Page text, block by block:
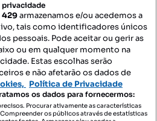
SIGA-NOS:
privacidade
429armazenamos e/ou acedemos a
tais como identificadores únicos
pessoais. Pode aceitar ou gerir as
ou em qualquer momento na
Estas escolhas serão
e não afetarão os dados de
Política de Privacidade
os dados para fornecermos:
Procurar ativamente as características
os públicos através de estatísticas